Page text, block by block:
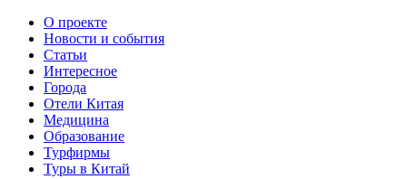
О проекте
Новости и события
Статьи
Интересное
Города
Отели Китая
Медицина
Образование
Турфирмы
Туры в Китай